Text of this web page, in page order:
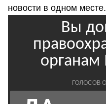
новости в одном месте.